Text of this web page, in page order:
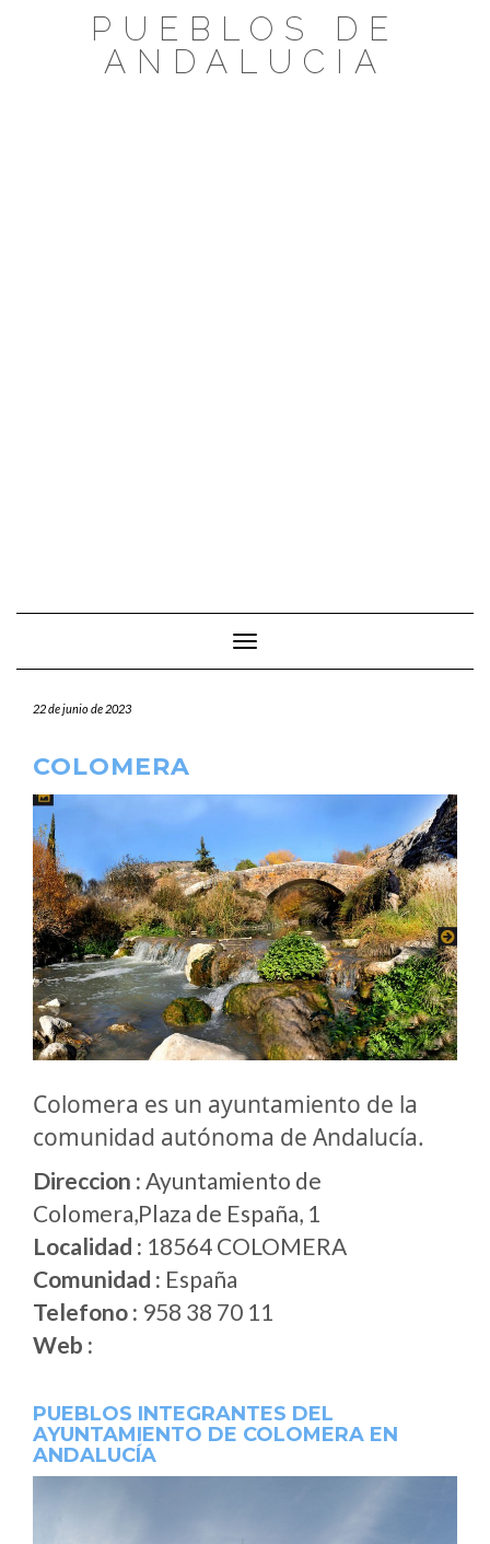
PUEBLOS DE
ANDALUCIA
Cambiar modo de navegación
22 de junio de 2023
COLOMERA
Colomera es un ayuntamiento de la
comunidad autónoma de Andalucía.
Direccion : Ayuntamiento de
Colomera,Plaza de España, 1
Localidad : 18564 COLOMERA
Comunidad : España
Telefono : 958 38 70 11
Web :
PUEBLOS INTEGRANTES DEL
AYUNTAMIENTO DE COLOMERA EN
ANDALUCÍA